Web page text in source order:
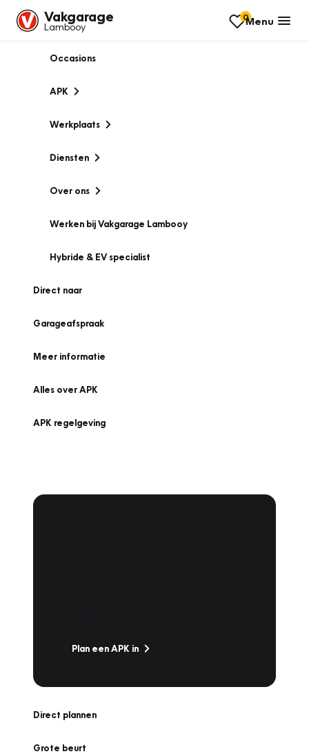
Vakgarage
Lambooy
0Menu
Occasions
APK
Werkplaats
Diensten
Over ons
Werken bij Vakgarage Lambooy
Hybride & EV specialist
Direct naar
Garageafspraak
Meer informatie
Alles over APK
APK regelgeving
Plan een APK in
Direct plannen
Grote beurt